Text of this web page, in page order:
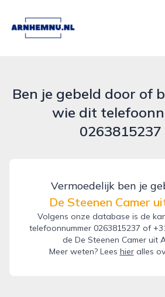
arnhemnu.nl
Ben je gebeld door of
wie dit
0263815237
Vermoedelijk ben je
De Steenen Camer
Volgens onze database is de
telefoonnummer 0263815237 of
de De Steenen Camer uit
Meer weten? Lees hieralles